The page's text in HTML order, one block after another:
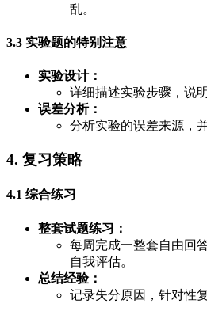
乱。
3.3 实验题的特别注意
实验设计：
详细描述实验步骤，说
误差分析：
分析实验的误差来源，
4. 复习策略
4.1 综合练习
整套试题练习：
每周完成一整套自由回
自我评估。
总结经验：
记录失分原因，针对性